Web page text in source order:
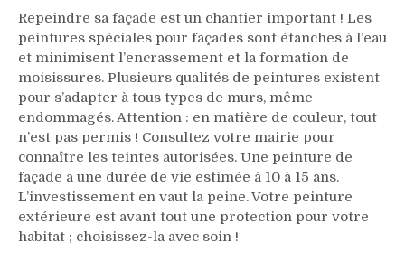
Repeindre sa façade est un chantier important ! Les
peintures spéciales pour façades sont étanches à l’eau
et minimisent l’encrassement et la formation de
moisissures. Plusieurs qualités de peintures existent
pour s’adapter à tous types de murs, même
endommagés. Attention : en matière de couleur, tout
n’est pas permis ! Consultez votre mairie pour
connaître les teintes autorisées. Une peinture de
façade a une durée de vie estimée à 10 à 15 ans.
L’investissement en vaut la peine. Votre peinture
extérieure est avant tout une protection pour votre
habitat ; choisissez-la avec soin !